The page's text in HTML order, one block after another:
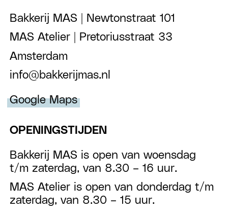
Bakkerij MAS | Newtonstraat 101
MAS Atelier | Pretoriusstraat 33
Amsterdam
info@bakkerijmas.nl
Google Maps
OPENINGSTIJDEN
Bakkerij MAS is open van woensdag
t/m zaterdag, van 8.30 – 16 uur.
MAS Atelier is open van donderdag t/m
zaterdag, van 8.30 – 15 uur.